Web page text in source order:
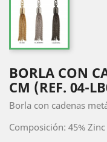
BORLA CON
CM (REF. 04-
Borla con cadenas
Composición: 45%